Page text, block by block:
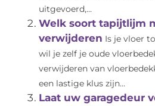
uitgevoerd,...
Welk soort tapijtlijm
verwijderen Is je vloer
wil je zelf je oude
verwijderen van
een lastige klus zijn...
Laat uw garagedeur